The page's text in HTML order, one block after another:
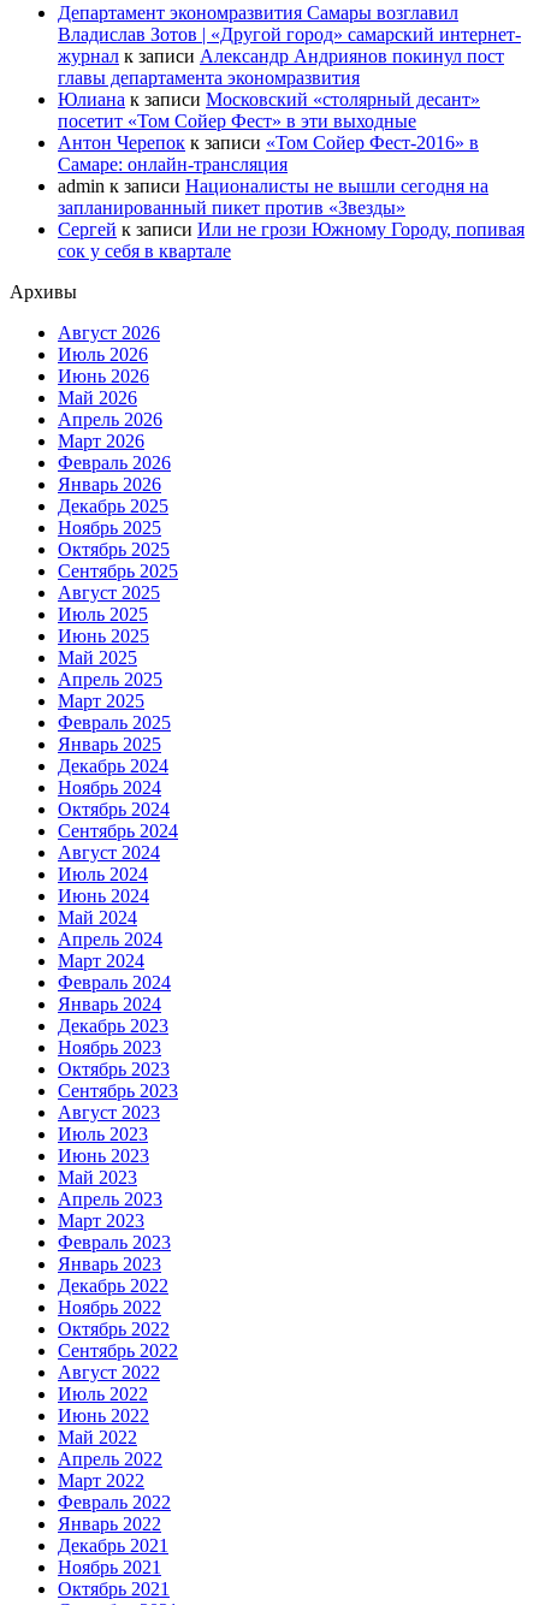
Департамент экономразвития Самары возглавил
Владислав Зотов | «Другой город» самарский интернет-
журнал к записи Александр Андриянов покинул пост
главы департамента экономразвития
Юлиана к записи Московский «столярный десант»
посетит «Том Сойер Фест» в эти выходные
Антон Черепок к записи «Том Сойер Фест-2016» в
Самаре: онлайн-трансляция
admin к записи Националисты не вышли сегодня на
запланированный пикет против «Звезды»
Сергей к записи Или не грози Южному Городу, попивая
сок у себя в квартале
Архивы
Август 2026
Июль 2026
Июнь 2026
Май 2026
Апрель 2026
Март 2026
Февраль 2026
Январь 2026
Декабрь 2025
Ноябрь 2025
Октябрь 2025
Сентябрь 2025
Август 2025
Июль 2025
Июнь 2025
Май 2025
Апрель 2025
Март 2025
Февраль 2025
Январь 2025
Декабрь 2024
Ноябрь 2024
Октябрь 2024
Сентябрь 2024
Август 2024
Июль 2024
Июнь 2024
Май 2024
Апрель 2024
Март 2024
Февраль 2024
Январь 2024
Декабрь 2023
Ноябрь 2023
Октябрь 2023
Сентябрь 2023
Август 2023
Июль 2023
Июнь 2023
Май 2023
Апрель 2023
Март 2023
Февраль 2023
Январь 2023
Декабрь 2022
Ноябрь 2022
Октябрь 2022
Сентябрь 2022
Август 2022
Июль 2022
Июнь 2022
Май 2022
Апрель 2022
Март 2022
Февраль 2022
Январь 2022
Декабрь 2021
Ноябрь 2021
Октябрь 2021